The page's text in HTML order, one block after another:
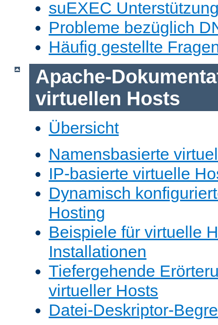
suEXEC
Probleme bezüglich
Häufig gestellte
Apache-
virtuellen Hosts
Übersicht
Namensbasierte
IP-basierte virtuelle
Dynamisch
Hosting
Beispiele für virtuelle
Installationen
Tiefergehende
virtueller Hosts
Datei-Deskriptor-